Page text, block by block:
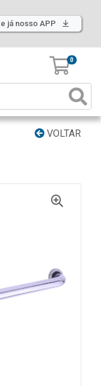
já nosso APP
0
VOLTAR